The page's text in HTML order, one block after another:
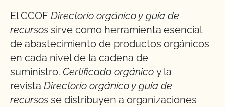
El CCOF Directorio orgánico y guía de
recursos sirve como herramienta esencial
de abastecimiento de productos orgánicos
en cada nivel de la cadena de
suministro. Certificado orgánico y la
revista Directorio orgánico y guía de
recursos se distribuyen a organizaciones